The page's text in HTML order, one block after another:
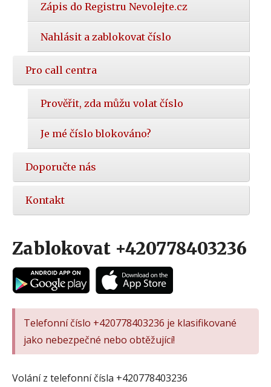
Zápis do Registru Nevolejte.cz
Nahlásit a zablokovat číslo
Pro call centra
Prověřit, zda můžu volat číslo
Je mé číslo blokováno?
Doporučte nás
Kontakt
Zablokovat +420778403236
Telefonní číslo +420778403236 je klasifikované
jako nebezpečné nebo obtěžující!
Volání z telefonní čísla +420778403236